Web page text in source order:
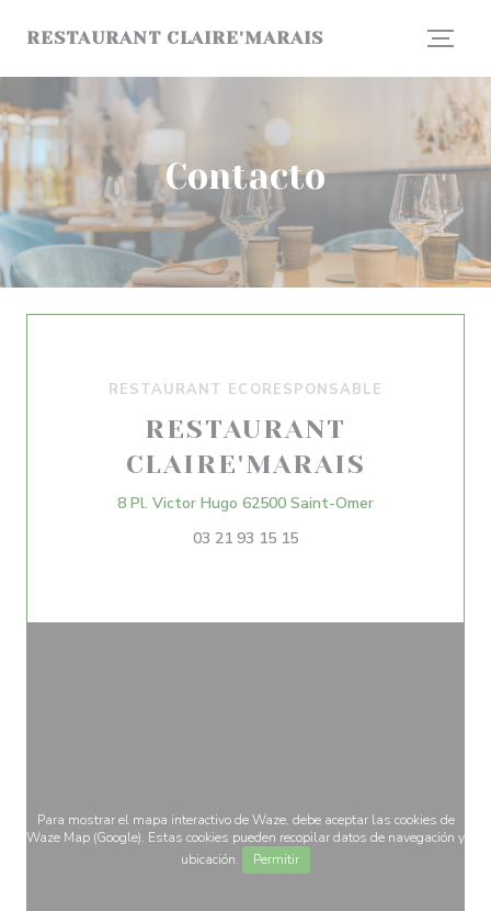
RESTAURANT CLAIRE'MARAIS
Contacto
RESTAURANT ECORESPONSABLE
RESTAURANT
CLAIRE'MARAIS
8 Pl. Victor Hugo 62500 Saint-Omer((abre en una
03 21 93 15 15
Para mostrar el mapa interactivo de Waze, debe aceptar las cookies de
Waze Map (Google). Estas cookies pueden recopilar datos de navegación y
ubicación.
Permitir